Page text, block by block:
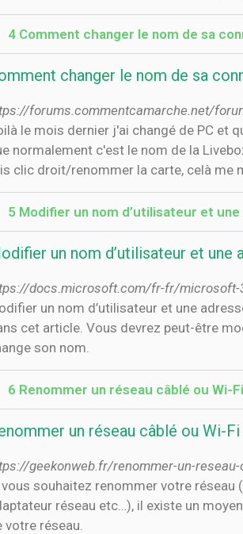
4 Comment changer le nom de sa
changer le nom de sa
forums.commentcamarche.net/
le mois dernier j'ai changé de PC et
normalement c'est le nom de la
clic droit/renommer la carte, celà me
5 Modifier un nom d’utilisateur et
un nom d’utilisateur et une
docs.microsoft.com/fr-fr/microsoft-
un nom d’utilisateur et une
cet article. Vous devrez peut-être
son nom.
6 Renommer un réseau câblé ou Wi-
un réseau câblé ou Wi-
geekonweb.fr/renommer-un-
vous souhaitez renommer votre réseau
réseau etc…), il existe un
votre réseau.